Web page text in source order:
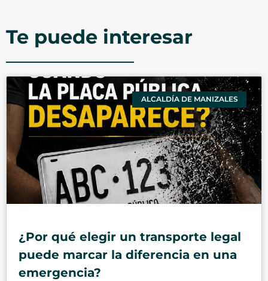
Te puede interesar
ALCALDÍA DE MANIZALES
¿Por qué elegir un transporte legal
puede marcar la diferencia en una
emergencia?